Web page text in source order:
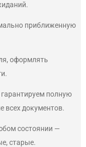
приближенную
оформлять
полную
всех документов.
состоянии —
старые.